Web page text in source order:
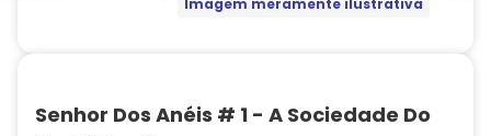
Imagem meramente ilustrativa
Senhor Dos Anéis # 1 - A Sociedade Do